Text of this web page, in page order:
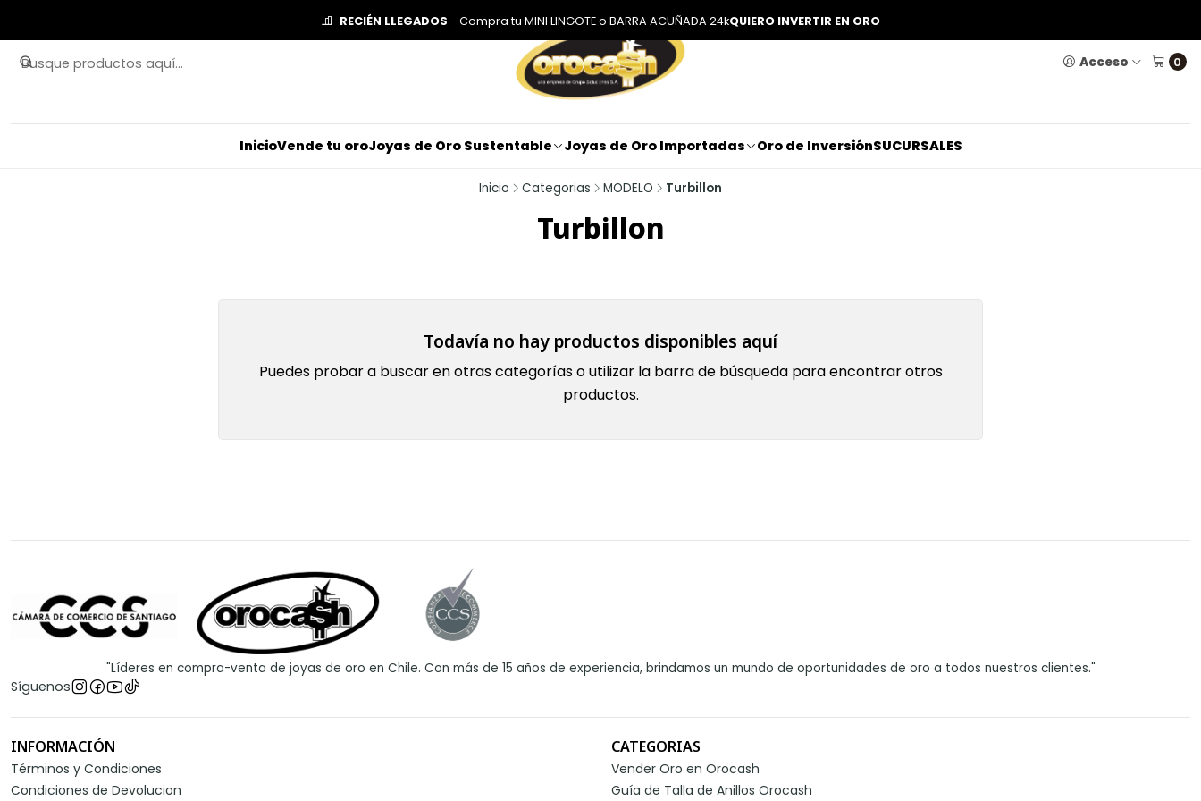
Acceso 0
InicioVende tu oroJoyas de Oro Sustentable Joyas de Oro Importadas Oro de InversiónSUCURSALES
RECIÉN LLEGADOS - Compra tu MINI LINGOTE o BARRA ACUÑADA 24kQUIERO INVERTIR EN ORO
Inicio Categorias MODELO Turbillon
Turbillon
Todavía no hay productos disponibles aquí
Puedes probar a buscar en otras categorías o utilizar la barra de búsqueda para encontrar otros
productos.
"Líderes en compra-venta de joyas de oro en Chile. Con más de 15 años de experiencia, brindamos un mundo de oportunidades de oro a todos nuestros clientes."
Síguenos
INFORMACIÓN
Términos y Condiciones
Condiciones de Devolucion
CATEGORIAS
Vender Oro en Orocash
Guía de Talla de Anillos Orocash